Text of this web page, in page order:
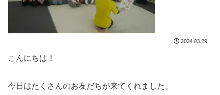
2024.03.29
こんにちは！
今日はたくさんのお友だちが来てくれました。